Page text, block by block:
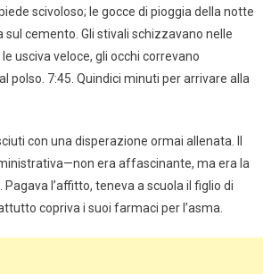
scivoloso; le gocce di pioggia della notte
cemento. Gli stivali schizzavano nelle
usciva veloce, gli occhi correvano
polso. 7:45. Quindici minuti per arrivare alla
con una disperazione ormai allenata. Il
era affascinante, ma era la
l’affitto, teneva a scuola il figlio di
copriva i suoi farmaci per l’asma.